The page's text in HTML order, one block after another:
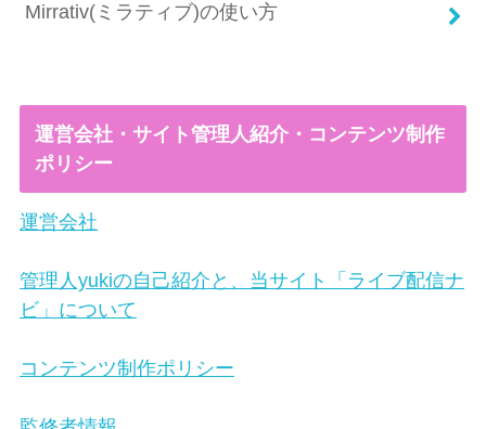
Mirrativ(ミラティブ)の使い方
運営会社・サイト管理人紹介・コンテンツ制作
ポリシー
運営会社
管理人yukiの自己紹介と、当サイト「ライブ配信ナ
ビ」について
コンテンツ制作ポリシー